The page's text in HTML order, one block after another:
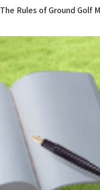
The Rules of Ground Golf